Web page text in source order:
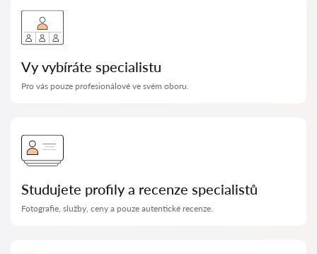
Vy vybíráte specialistu
Pro vás pouze profesionálové ve svém oboru.
Studujete profily a recenze specialistů
Fotografie, služby, ceny a pouze autentické recenze.